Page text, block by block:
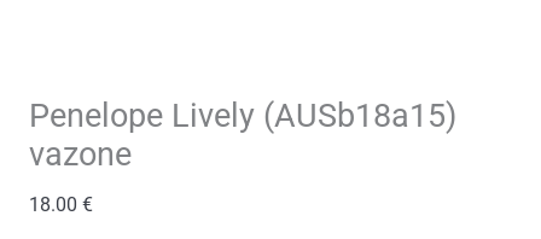
Penelope Lively (AUSb18a15)
vazone
18.00 €